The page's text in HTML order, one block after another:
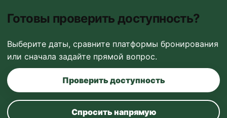
Готовы проверить доступность?
Выберите даты, сравните платформы бронирования
или сначала задайте прямой вопрос.
Проверить доступность
Спросить напрямую